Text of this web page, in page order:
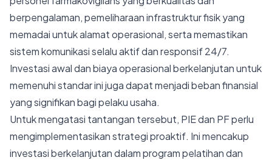
berpengalaman, pemeliharaan infrastruktur fisik yang
memadai untuk alamat operasional, serta memastikan
sistem komunikasi selalu aktif dan responsif 24/7.
Investasi awal dan biaya operasional berkelanjutan untuk
memenuhi standar ini juga dapat menjadi beban finansial
yang signifikan bagi pelaku usaha.
Untuk mengatasi tantangan tersebut, PIE dan PF perlu
mengimplementasikan strategi proaktif. Ini mencakup
investasi berkelanjutan dalam program pelatihan dan